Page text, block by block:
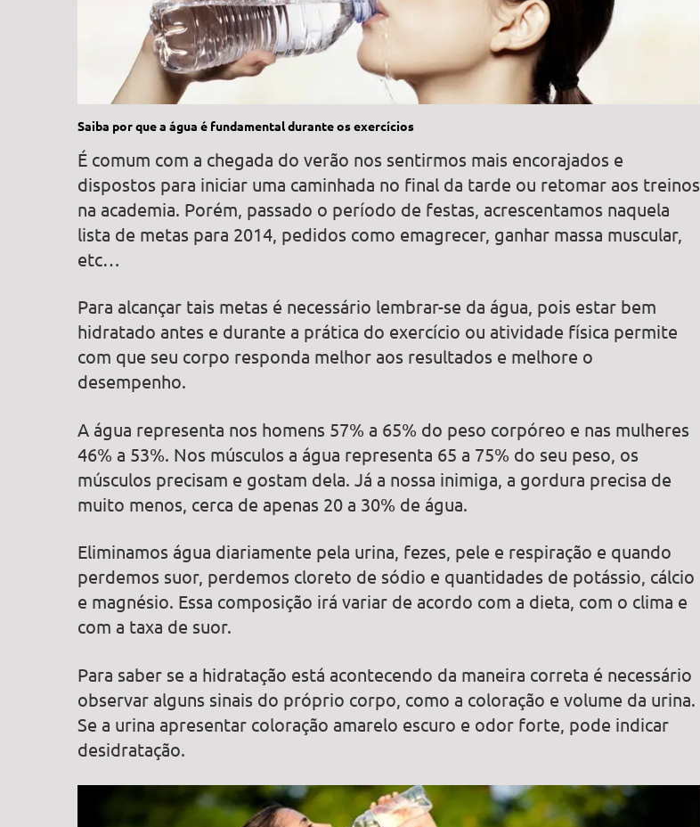
Saiba por que a água é fundamental durante os exercícios
É comum com a chegada do verão nos sentirmos mais encorajados e
dispostos para iniciar uma caminhada no final da tarde ou retomar aos treinos
na academia. Porém, passado o período de festas, acrescentamos naquela
lista de metas para 2014, pedidos como emagrecer, ganhar massa muscular,
etc…
Para alcançar tais metas é necessário lembrar-se da água, pois estar bem
hidratado antes e durante a prática do exercício ou atividade física permite
com que seu corpo responda melhor aos resultados e melhore o
desempenho.
A água representa nos homens 57% a 65% do peso corpóreo e nas mulheres
46% a 53%. Nos músculos a água representa 65 a 75% do seu peso, os
músculos precisam e gostam dela. Já a nossa inimiga, a gordura precisa de
muito menos, cerca de apenas 20 a 30% de água.
Eliminamos água diariamente pela urina, fezes, pele e respiração e quando
perdemos suor, perdemos cloreto de sódio e quantidades de potássio, cálcio
e magnésio. Essa composição irá variar de acordo com a dieta, com o clima e
com a taxa de suor.
Para saber se a hidratação está acontecendo da maneira correta é necessário
observar alguns sinais do próprio corpo, como a coloração e volume da urina.
Se a urina apresentar coloração amarelo escuro e odor forte, pode indicar
desidratação.